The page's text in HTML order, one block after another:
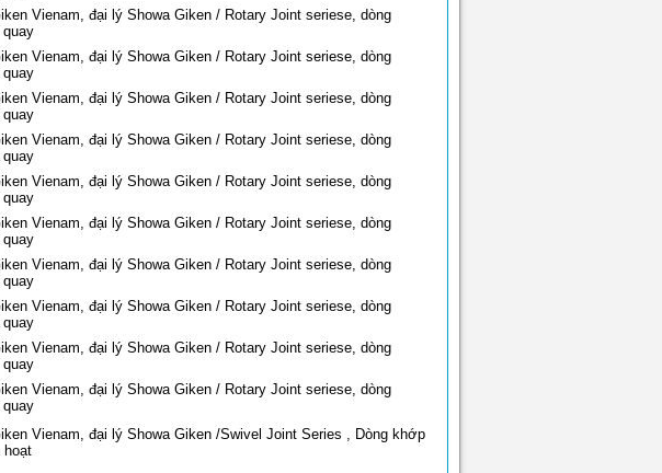
Vienam, đại lý Showa Giken / Rotary Joint seriese, dòng
Vienam, đại lý Showa Giken / Rotary Joint seriese, dòng
Vienam, đại lý Showa Giken / Rotary Joint seriese, dòng
Vienam, đại lý Showa Giken / Rotary Joint seriese, dòng
Vienam, đại lý Showa Giken / Rotary Joint seriese, dòng
Vienam, đại lý Showa Giken / Rotary Joint seriese, dòng
Vienam, đại lý Showa Giken / Rotary Joint seriese, dòng
Vienam, đại lý Showa Giken / Rotary Joint seriese, dòng
Vienam, đại lý Showa Giken / Rotary Joint seriese, dòng
Vienam, đại lý Showa Giken / Rotary Joint seriese, dòng
Vienam, đại lý Showa Giken /Swivel Joint Series , Dòng khớp
hoạt